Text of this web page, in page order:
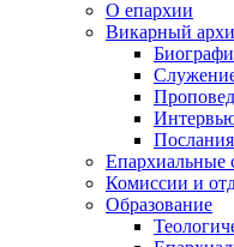
О епархии
Викарный
Послания
Епархиальные
Комиссии и
Образование